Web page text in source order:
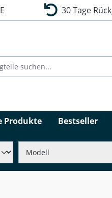
30 Tage
Produkte Bestseller